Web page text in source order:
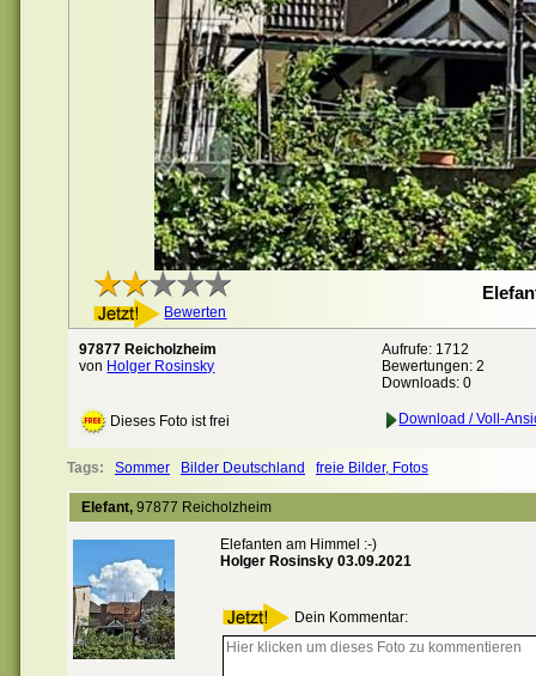
Bewerten
97877 Reicholzheim
von Holger Rosinsky
Aufrufe: 1712
Bewertungen:2
Downloads: 0
Dieses Foto ist frei Download / Voll-
Tags: Sommer Bilder Deutschland freie Bilder, Fotos
Elefant, 97877 Reicholzheim
Elefanten am Himmel :-)
Holger Rosinsky 03.09.2021
Dein Kommentar: